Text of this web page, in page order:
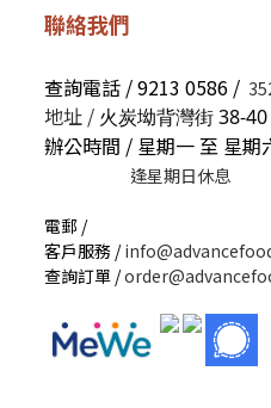
聯絡我們
查詢電話 / 9213 0586 /
地址 / 火炭坳背灣街 38-
辦公時間 / 星期一 至 星期
逢星期日休息
電郵 /
客戶服務 /
查詢訂單 /